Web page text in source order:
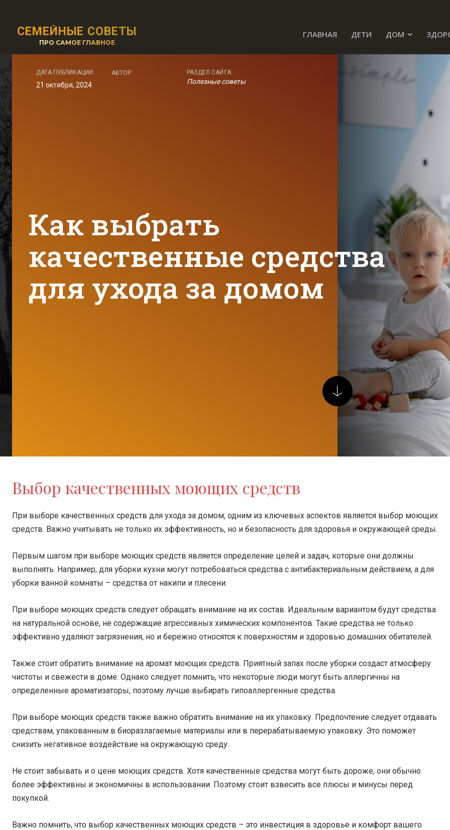
СЕМЕЙНЫЕ СОВЕТЫ
ПРО САМОЕ ГЛАВНОЕ
ГЛАВНАЯ ДЕТИ ДОМ
Как выбрать
качественные средства
для ухода за домом
ДАТА ПУБЛИКАЦИИ:
21 октября, 2024
АВТОР: РАЗДЕЛ САЙТА:
Полезные советы
Выбор качественных моющих средств
При выборе качественных средств для ухода за домом, одним из ключевых аспектов является выбор моющих
средств. Важно учитывать не только их эффективность, но и безопасность для здоровья и окружающей среды.
Первым шагом при выборе моющих средств является определение целей и задач, которые они должны
выполнять. Например, для уборки кухни могут потребоваться средства с антибактериальным действием, а для
уборки ванной комнаты – средства от накипи и плесени.
При выборе моющих средств следует обращать внимание на их состав. Идеальным вариантом будут средства
на натуральной основе, не содержащие агрессивных химических компонентов. Такие средства не только
эффективно удаляют загрязнения, но и бережно относятся к поверхностям и здоровью домашних обитателей.
Также стоит обратить внимание на аромат моющих средств. Приятный запах после уборки создаст атмосферу
чистоты и свежести в доме. Однако следует помнить, что некоторые люди могут быть аллергичны на
определенные ароматизаторы, поэтому лучше выбирать гипоаллергенные средства.
При выборе моющих средств также важно обратить внимание на их упаковку. Предпочтение следует отдавать
средствам, упакованным в биоразлагаемые материалы или в перерабатываемую упаковку. Это поможет
снизить негативное воздействие на окружающую среду.
Не стоит забывать и о цене моющих средств. Хотя качественные средства могут быть дороже, они обычно
более эффективны и экономичны в использовании. Поэтому стоит взвесить все плюсы и минусы перед
покупкой.
Важно помнить, что выбор качественных моющих средств – это инвестиция в здоровье и комфорт вашего